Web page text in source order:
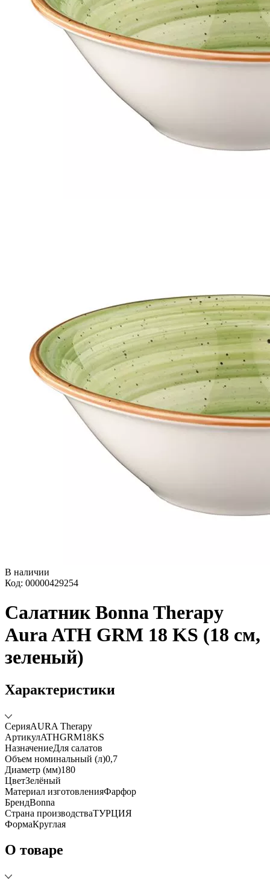
В наличии
Код: 00000429254
Салатник Bonna Therapy
Aura ATH GRM 18 KS (18 см,
зеленый)
Характеристики
СерияAURA Therapy
АртикулATHGRM18KS
НазначениеДля салатов
Объем номинальный (л)0,7
Диаметр (мм)180
ЦветЗелёный
Материал изготовленияФарфор
БрендBonna
Страна производстваТУРЦИЯ
ФормаКруглая
О товаре